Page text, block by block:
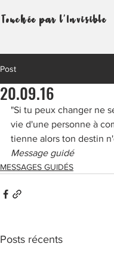
Touchée par l'Invisible
Post
20.09.16
"Si tu peux changer ne
vie d'une personne à
tienne alors ton destin
Message guidé
MESSAGES GUIDÉS
Posts récents